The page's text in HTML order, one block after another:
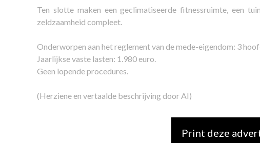
Ten slotte maken een geclimatiseerde fitnessruimte, een
zeldzaamheid compleet.
Onderworpen aan het reglement van de mede-eigendom: 3
Jaarlijkse vaste lasten: 1.980 euro.
Geen lopende procedures.
(Herziene en vertaalde beschrijving door AI)
Print deze